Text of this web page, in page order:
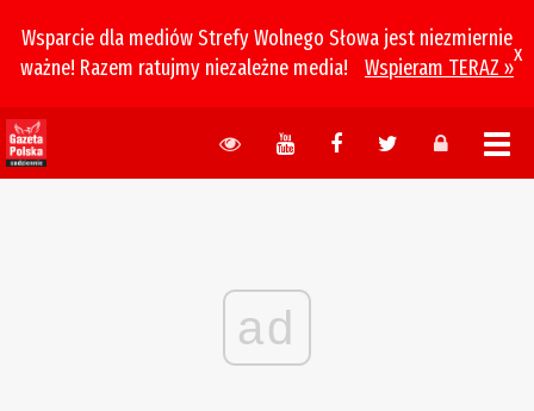
Wsparcie dla mediów Strefy Wolnego Słowa jest niezmiernie
ważne! Razem ratujmy niezależne media!
Wspieram TERAZ »
x
ad